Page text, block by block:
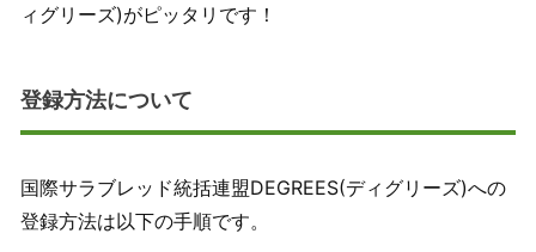
ィグリーズ)がピッタリです！
登録方法について
国際サラブレッド統括連盟DEGREES(ディグリーズ)への
登録方法は以下の手順です。